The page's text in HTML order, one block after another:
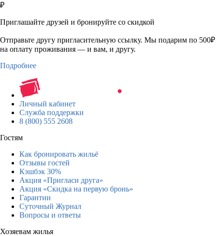
₽
Приглашайте друзей и бронируйте со скидкой
Отправьте другу пригласительную ссылку. Мы подарим по 500₽
на оплату проживания — и вам, и другу.
Подробнее
Личный кабинет
Служба поддержки
8 (800) 555 2608
Гостям
Как бронировать жильё
Отзывы гостей
Кэшбэк 30%
Акция «Пригласи друга»
Акция «Скидка на первую бронь»
Гарантии
Суточный Журнал
Вопросы и ответы
Хозяевам жилья